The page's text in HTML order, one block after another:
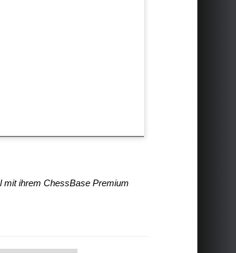
mit ihrem ChessBase Premium